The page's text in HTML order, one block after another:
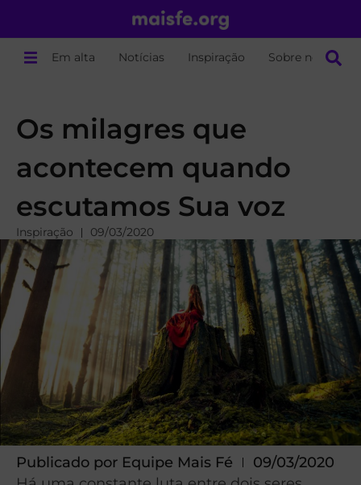
Em alta Notícias Inspiração Sobre nós
Os milagres que
acontecem quando
escutamos Sua voz
Inspiração 09/03/2020
Publicado por Equipe Mais Fé
09/03/2020